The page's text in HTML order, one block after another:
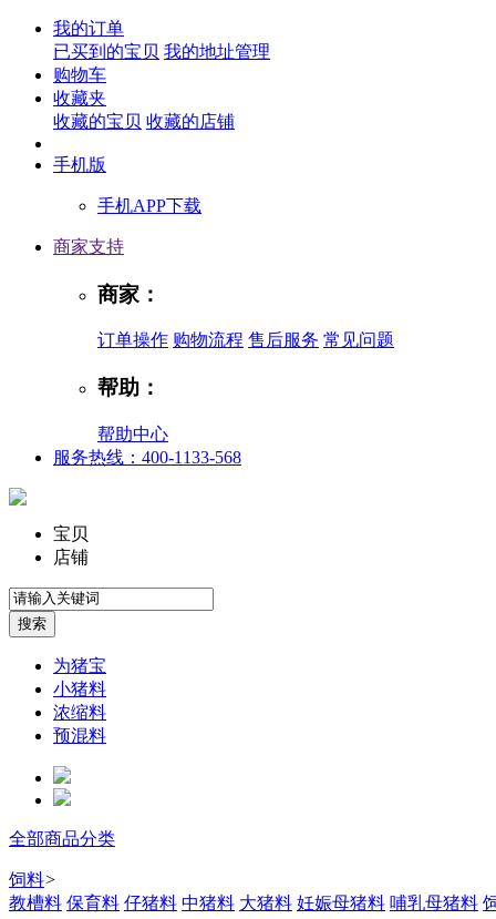
我的订单
已买到的宝贝 我的地址管理
购物车
收藏夹
收藏的宝贝 收藏的店铺
手机版
手机APP下载
商家支持
商家：
订单操作 购物流程 售后服务 常见问题
帮助：
帮助中心
服务热线：400-1133-568
宝贝
店铺
为猪宝
小猪料
浓缩料
预混料
全部商品分类
饲料>
教槽料 保育料 仔猪料 中猪料 大猪料 妊娠母猪料 哺乳母猪料